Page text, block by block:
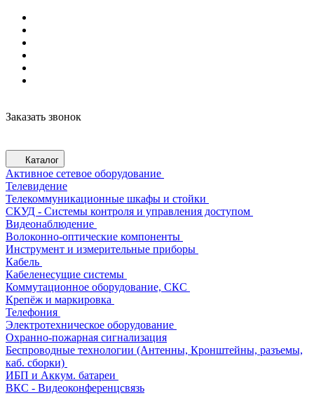
Заказать звонок
Каталог
Активное сетевое оборудование
Телевидение
Телекоммуникационные шкафы и стойки
СКУД - Системы контроля и управления доступом
Видеонаблюдение
Волоконно-оптические компоненты
Инструмент и измерительные приборы
Кабель
Кабеленесущие системы
Коммутационное оборудование, СКС
Крепёж и маркировка
Телефония
Электротехническое оборудование
Охранно-пожарная сигнализация
Беспроводные технологии (Антенны, Кронштейны, разъемы,
каб. сборки)
ИБП и Аккум. батареи
ВКС - Видеоконференцсвязь